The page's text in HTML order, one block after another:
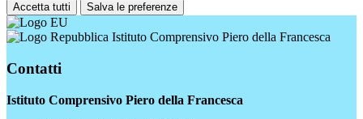
Accetta tutti Salva le preferenze
Istituto Comprensivo Piero della Francesca
Contatti
Istituto Comprensivo Piero della Francesca